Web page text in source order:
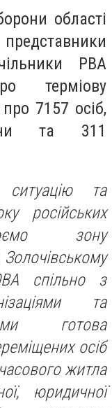
області
РВА
терміову
7157 осіб,
та 311
ситуацію та
російських
зону
Золочівському
спільно з
та
готова
осіб
житла
юридичної